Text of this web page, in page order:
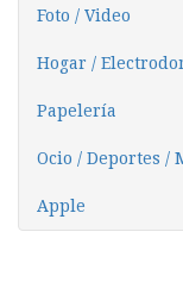
Foto / Video
Hogar /
Papelería
Ocio / Deportes /
Apple